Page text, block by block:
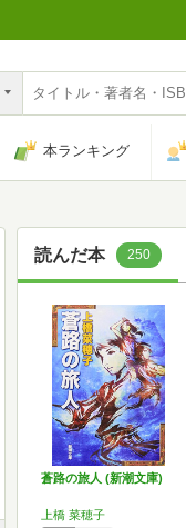
本ランキング
読んだ本 250
蒼路の旅人 (新潮文庫)
上橋 菜穂子